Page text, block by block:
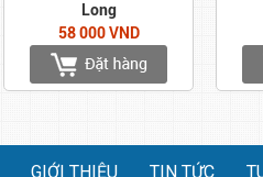
Long
58 000 VND
GIỚI THIỆU TIN TỨC